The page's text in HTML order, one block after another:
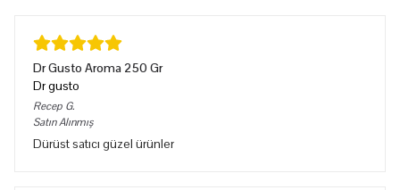
Dr Gusto Aroma 250 Gr
Dr gusto
Recep G.
Satın Alınmış
Dürüst satıcı güzel ürünler